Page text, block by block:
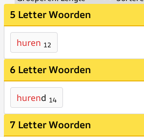
5 Letter Woorden
huren 12
6 Letter Woorden
hurend 14
7 Letter Woorden